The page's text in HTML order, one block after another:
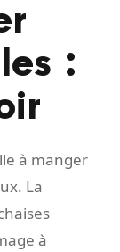
:
à manger
La
à